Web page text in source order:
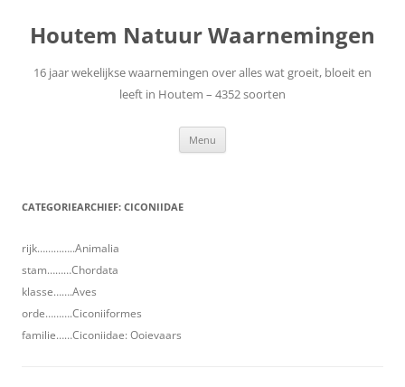
de
inhoud
Houtem Natuur Waarnemingen
16 jaar wekelijkse waarnemingen over alles wat groeit, bloeit en
leeft in Houtem – 4352 soorten
Menu
CATEGORIEARCHIEF: CICONIIDAE
rijk…………..Animalia
stam………Chordata
klasse…….Aves
orde……….Ciconiiformes
familie……Ciconiidae: Ooievaars